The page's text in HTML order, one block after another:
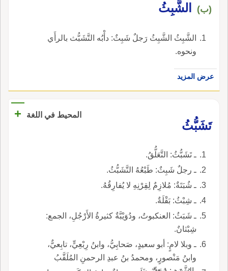
(ب) الشَّبِثُ
الشَّبِثُ الشَّبِثُ رَجلٌ شَبِثٌ: دأْبُه التَّشَبُّث بالرأَي
ونحوه.
عرض المزيد
المحيط في اللغة
+
تَشَبُّثُ
ـ تَشَبُّثُ: التَّعَلُّقُ.
ـ رجلٌ شَبِثٌ: طَبْعُهُ التَّشَبُّثُ.
ـ شُبَتَةٌ: مُلازِمٌ لِقِرْنِهِ لا يُفارِقُهُ.
ـ شِبْثُ: بَقْلَةٌ.
ـ شَبَثُ: العنكبوتُ، ودُوَيْبَّةٌ كثيرةُ الأَرْجُلِ، الجمع:
شِبْثانٌ.
ـ وبلا لامٍ: أبو سعيدٍ، صَحابِيُّ، وابنُ رِبْعِيٍّ، تابِعيٌّ،
وابنُ مَنْصورٍ، ومحمدُ بنُ عبدِ الرحمنِ المُلَقَّبُ